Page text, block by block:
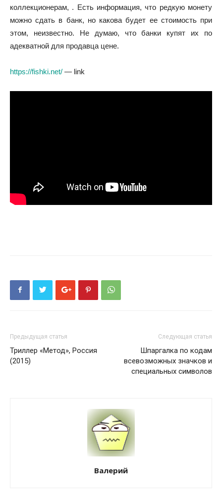
коллекционерам, . Есть информация, что редкую монету
можно сдать в банк, но какова будет ее стоимость при
этом, неизвестно. Не думаю, что банки купят их по
адекватной для продавца цене.
https://fishki.net/ — link
Предыдущая статья
Триллер «Метод», Россия
(2015)
Следующая статья
Шпаргалка по кодам
всевозможных значков и
специальных символов
Валерий